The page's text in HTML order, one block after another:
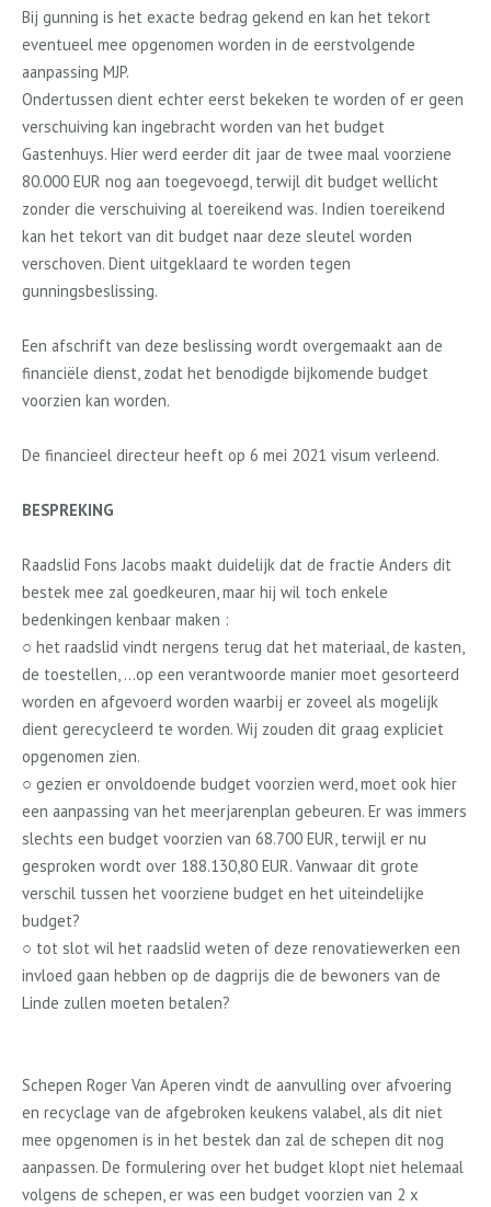
Bij gunning is het exacte bedrag gekend en kan het tekort
eventueel mee opgenomen worden in de eerstvolgende
aanpassing MJP.
Ondertussen dient echter eerst bekeken te worden of er geen
verschuiving kan ingebracht worden van het budget
Gastenhuys. Hier werd eerder dit jaar de twee maal voorziene
80.000 EUR nog aan toegevoegd, terwijl dit budget wellicht
zonder die verschuiving al toereikend was. Indien toereikend
kan het tekort van dit budget naar deze sleutel worden
verschoven. Dient uitgeklaard te worden tegen
gunningsbeslissing.
Een afschrift van deze beslissing wordt overgemaakt aan de
financiële dienst, zodat het benodigde bijkomende budget
voorzien kan worden.
De financieel directeur heeft op 6 mei 2021 visum verleend.
BESPREKING
Raadslid Fons Jacobs maakt duidelijk dat de fractie Anders dit
bestek mee zal goedkeuren, maar hij wil toch enkele
bedenkingen kenbaar maken :
○ het raadslid vindt nergens terug dat het materiaal, de kasten,
de toestellen, ...op een verantwoorde manier moet gesorteerd
worden en afgevoerd worden waarbij er zoveel als mogelijk
dient gerecycleerd te worden. Wij zouden dit graag expliciet
opgenomen zien.
○ gezien er onvoldoende budget voorzien werd, moet ook hier
een aanpassing van het meerjarenplan gebeuren. Er was immers
slechts een budget voorzien van 68.700 EUR, terwijl er nu
gesproken wordt over 188.130,80 EUR. Vanwaar dit grote
verschil tussen het voorziene budget en het uiteindelijke
budget?
○ tot slot wil het raadslid weten of deze renovatiewerken een
invloed gaan hebben op de dagprijs die de bewoners van de
Linde zullen moeten betalen?
Schepen Roger Van Aperen vindt de aanvulling over afvoering
en recyclage van de afgebroken keukens valabel, als dit niet
mee opgenomen is in het bestek dan zal de schepen dit nog
aanpassen. De formulering over het budget klopt niet helemaal
volgens de schepen, er was een budget voorzien van 2 x